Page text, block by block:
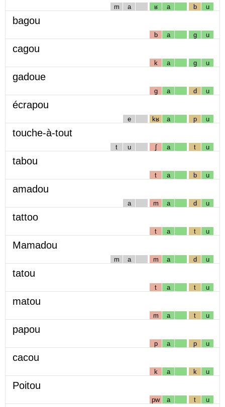
m a ʁ a b u
bagou
b a g u
cagou
k a g u
gadoue
g a d u
écrapou
e kʁ a p u
touche-à-tout
t u ʃ a t u
tabou
t a b u
amadou
a m a d u
tattoo
t a t u
Mamadou
m a m a d u
tatou
t a t u
matou
m a t u
papou
p a p u
cacou
k a k u
Poitou
pw a t u